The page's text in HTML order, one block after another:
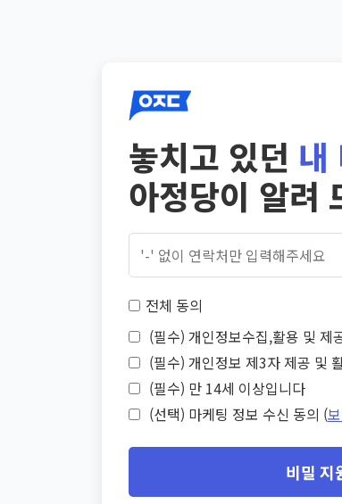
놓치고 있던 내
아정당이 알려
전체 동의
(필수) 개인정보수집,활용 및 제
(필수) 개인정보 제3자 제공 및
(필수) 만 14세 이상입니다
(선택) 마케팅 정보 수신 동의 (
비밀 지